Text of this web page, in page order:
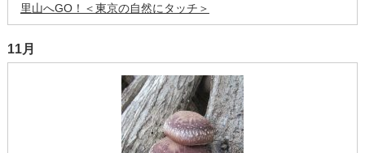
里山へGO！＜東京の自然にタッチ＞
11月